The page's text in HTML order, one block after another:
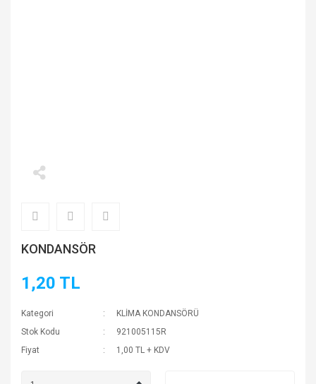
KONDANSÖR
1,20 TL
Kategori
KLİMA KONDANSÖRÜ
Stok Kodu
921005115R
Fiyat
1,00 TL + KDV